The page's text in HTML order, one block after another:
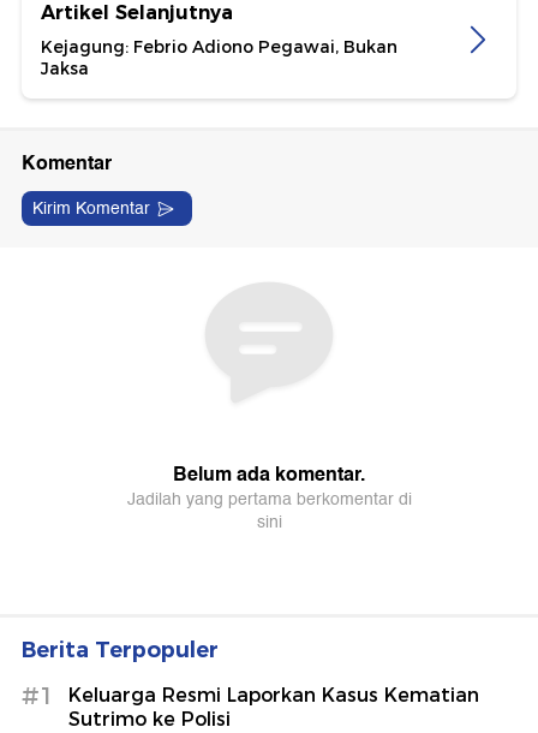
Artikel Selanjutnya
Kejagung: Febrio Adiono Pegawai, Bukan
Jaksa
Berita Terpopuler
#1
Keluarga Resmi Laporkan Kasus Kematian
Sutrimo ke Polisi